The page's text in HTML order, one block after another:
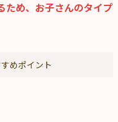
ため、お子さんのタイプ
めポイント